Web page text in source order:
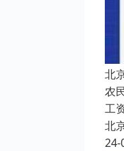
北
农
工
北
24-